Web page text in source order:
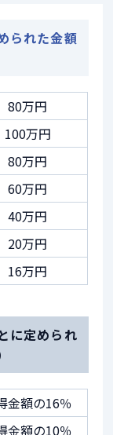
られた金額
80万円
100万円
80万円
60万円
40万円
20万円
16万円
に定められ
金額の16％
金額の10％